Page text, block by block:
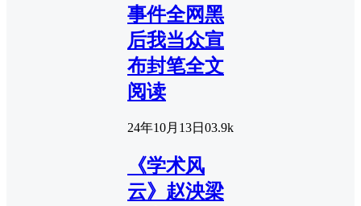
事件全网黑
后我当众宣
布封笔全文
阅读
24年10月13日 03.9k
《学术风
云》赵泱梁